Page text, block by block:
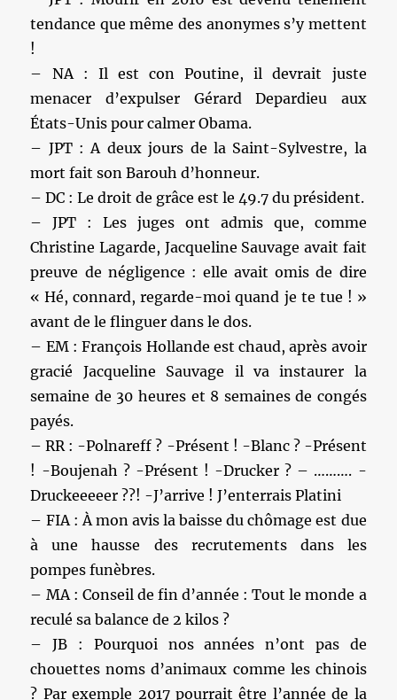
tendance que même des anonymes s’y mettent
!
– NA : Il est con Poutine, il devrait juste
menacer d’expulser Gérard Depardieu aux
États-Unis pour calmer Obama.
– JPT : A deux jours de la Saint-Sylvestre, la
mort fait son Barouh d’honneur.
– DC : Le droit de grâce est le 49.7 du président.
– JPT : Les juges ont admis que, comme
Christine Lagarde, Jacqueline Sauvage avait fait
preuve de négligence : elle avait omis de dire
« Hé, connard, regarde-moi quand je te tue ! »
avant de le flinguer dans le dos.
– EM : François Hollande est chaud, après avoir
gracié Jacqueline Sauvage il va instaurer la
semaine de 30 heures et 8 semaines de congés
payés.
– RR : -Polnareff ? -Présent ! -Blanc ? -Présent
! -Boujenah ? -Présent ! -Drucker ? – ………. -
Druckeeeeer ??! -J’arrive ! J’enterrais Platini
– FIA : À mon avis la baisse du chômage est due
à une hausse des recrutements dans les
pompes funèbres.
– MA : Conseil de fin d’année : Tout le monde a
reculé sa balance de 2 kilos ?
– JB : Pourquoi nos années n’ont pas de
chouettes noms d’animaux comme les chinois
? Par exemple 2017 pourrait être l’année de la